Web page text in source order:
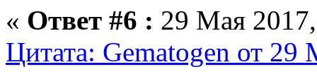
« Ответ #6 : 29 Мая
Цитата: Gematogen от